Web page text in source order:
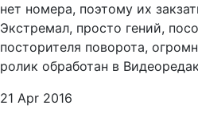
нет номера, поэтому их
Экстремал, просто гений,
посторителя поворота,
ролик обработан в
21 Apr 2016